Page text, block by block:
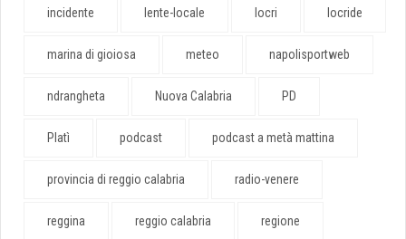
incidente lente-locale locri locride
marina di gioiosa meteo napolisportweb
ndrangheta Nuova Calabria PD
Platì podcast podcast a metà mattina
provincia di reggio calabria radio-venere
reggina reggio calabria regione